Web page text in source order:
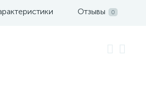
Отзывы 0